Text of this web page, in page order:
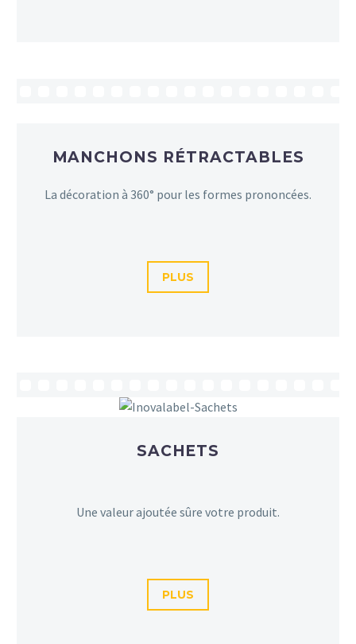
MANCHONS RÉTRACTABLES
La décoration à 360° pour les formes prononcées.
PLUS
SACHETS
Une valeur ajoutée sûre votre produit.
PLUS